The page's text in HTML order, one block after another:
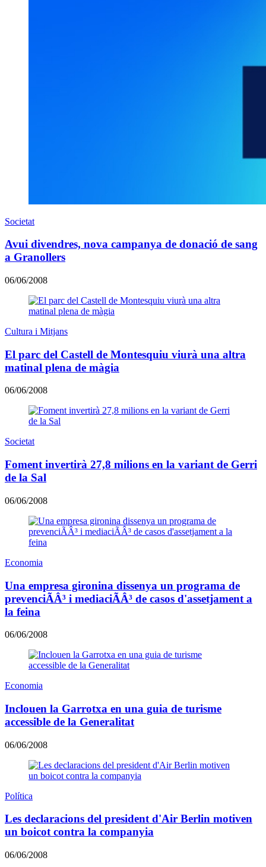
Societat
Avui divendres, nova campanya de donació de sang
a Granollers
06/06/2008
Cultura i Mitjans
El parc del Castell de Montesquiu viurà una altra
matinal plena de màgia
06/06/2008
Societat
Foment invertirà 27,8 milions en la variant de Gerri
de la Sal
06/06/2008
Economia
Una empresa gironina dissenya un programa de
prevenciÃÂ³ i mediaciÃÂ³ de casos d'assetjament a
la feina
06/06/2008
Economia
Inclouen la Garrotxa en una guia de turisme
accessible de la Generalitat
06/06/2008
Política
Les declaracions del president d'Air Berlin motiven
un boicot contra la companyia
06/06/2008